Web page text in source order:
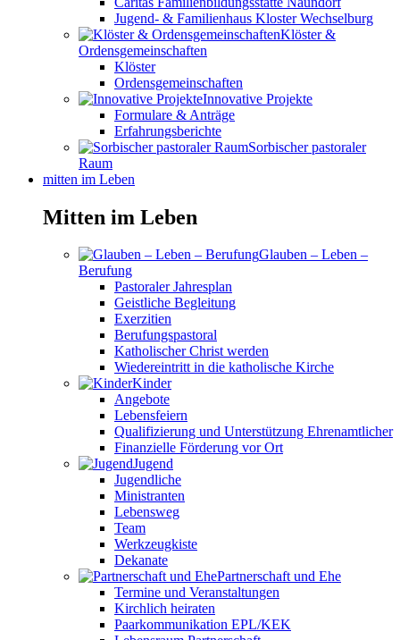
Jugend- & Familienhaus Kloster Wechselburg
Klöster &
Ordensgemeinschaften
Klöster
Ordensgemeinschaften
Innovative Projekte
Formulare & Anträge
Erfahrungsberichte
Sorbischer pastoraler
Raum
mitten im Leben
Mitten im Leben
Glauben – Leben –
Berufung
Pastoraler Jahresplan
Geistliche Begleitung
Exerzitien
Berufungspastoral
Katholischer Christ werden
Wiedereintritt in die katholische Kirche
Kinder
Angebote
Lebensfeiern
Qualifizierung und Unterstützung Ehrenamtlicher
Finanzielle Förderung vor Ort
Jugend
Jugendliche
Ministranten
Lebensweg
Team
Werkzeugkiste
Dekanate
Partnerschaft und Ehe
Termine und Veranstaltungen
Kirchlich heiraten
Paarkommunikation EPL/KEK